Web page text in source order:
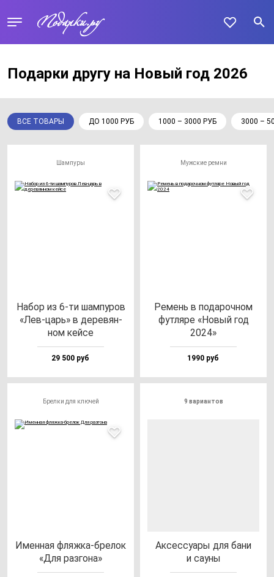
Подарки другу на Новый год 2026
ВСЕ ТОВАРЫ ДО 1000 РУБ 1000 – 3000 РУБ 3000 –
Шампуры
Набор из 6-ти шам­пу­ров
«Лев-царь» в де­ре­вян­
ном кей­се
29 500 руб
Мужские ремни
Ремень в по­да­роч­ном
фут­ля­ре «Новый год
2024»
1990 руб
Брелки для ключей
Имен­ная фляж­ка-бре­лок
«Для раз­го­на»
9 вариантов
Аксес­су­ары для ба­ни
и са­уны